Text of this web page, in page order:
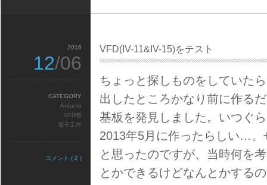
VFD(IV-11&IV-15)をテスト
ちょっと探しものをしていた
出したところかなり前に作る
基板を発見しました。いつぐ
2013年5月に作ったらしい…。
と思ったのですが、当時何を
とかできるけどなんとかする
2016
12/06
CATEGORY
Ardunio
VFD管
電子工作
コメント ( 2 )